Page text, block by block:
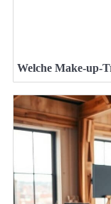
Welche Make-up-